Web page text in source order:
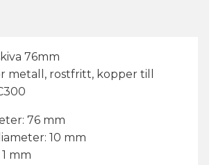
76mm
metall, rostfritt, kopper till
76 mm
10 mm
mm